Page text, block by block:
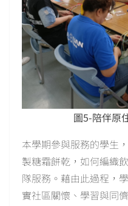
圖5-陪伴原
本學期參與服務的學生
製糖霜餅乾，如何編織
隊服務。藉由此過程，
實社區關懷、學習與同